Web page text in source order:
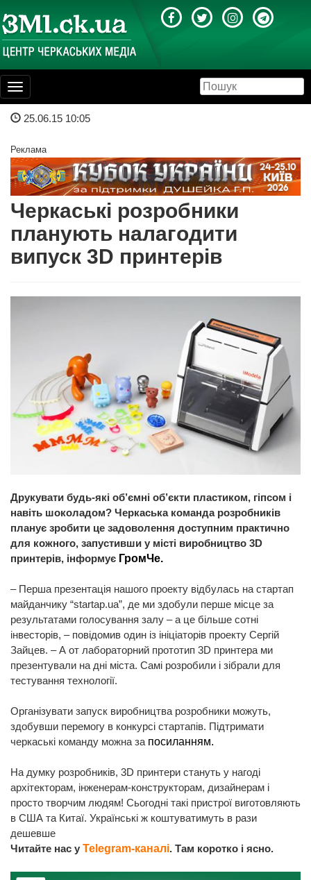
Toggle
navigation
25.06.15 10:05
Реклама
Черкаські розробники
планують налагодити
випуск 3D принтерів
Друкувати будь-які об’ємні об’єкти пластиком, гіпсом і
навіть шоколадом? Черкаська команда розробників
планує зробити це задоволення доступним практично
для кожного, запустивши у місті виробництво 3D
принтерів, інформує ГромЧе.
– Перша презентація нашого проекту відбулась на стартап
майданчику “startap.ua”, де ми здобули перше місце за
результатами голосування залу – а це більше сотні
інвесторів, – повідомив один із ініціаторів проекту Сергій
Зайцев. – А от лабораторний прототип 3D принтера ми
презентували на дні міста. Самі розробили і зібрали для
тестування технології.
Організувати запуск виробництва розробники можуть,
здобувши перемогу в конкурсі стартапів. Підтримати
черкаські команду можна за посиланням.
На думку розробників, 3D принтери стануть у нагоді
архітекторам, інженерам-конструкторам, дизайнерам і
просто творчим людям! Сьогодні такі пристрої виготовляють
в США та Китаї. Українські ж коштуватимуть в рази
дешевше
Читайте нас у Telegram-каналі. Там коротко і ясно.